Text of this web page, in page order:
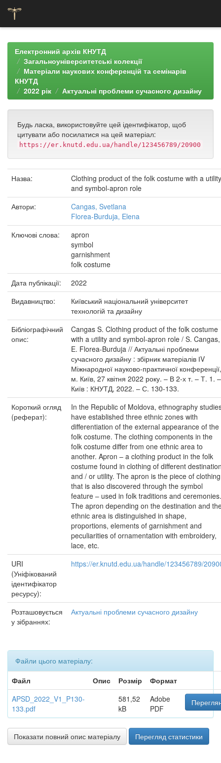
navigationЕлектронний архів КНУТД
Загальноуніверситетські колекції
Матеріали наукових конференцій та семінарів
КНУТД
2022 рік
Актуальні проблеми сучасного дизайну
Будь ласка, використовуйте цей ідентифікатор, щоб
цитувати або посилатися на цей матеріал:
https://er.knutd.edu.ua/handle/123456789/20900
Назва:
Clothing product of the folk costume with a utility
and symbol-apron role
Автори:
Cangas, Svetlana
Florea-Burduja, Elena
Ключові слова:
apron
symbol
garnishment
folk costume
Дата публікації:
2022
Видавництво:
Київський національний університет
технологій та дизайну
Бібліографічний
опис:
Cangas S. Clothing product of the folk costume
with a utility and symbol-apron role / S. Cangas,
E. Florea-Burduja // Актуальні проблеми
сучасного дизайну : збірник матеріалів ІV
Міжнародної науково-практичної конференції,
м. Київ, 27 квітня 2022 року. – В 2-х т. – Т. 1. –
Київ : КНУТД, 2022. – С. 130-133.
Короткий огляд
(реферат):
In the Republic of Moldova, ethnography
have established three ethnic zones with
differentiation of the external appearance of the
folk costume. The clothing components in the
folk costume differ from one ethnic area to
another. Apron – a clothing product in the folk
costume found in clothing of different
and / or utility. The apron is the piece of clothing
that is also discovered through the symbol
feature – used in folk traditions and ceremonies.
The apron depending on the destination and
ethnic area is distinguished in shape,
proportions, elements of garnishment and
peculiarities of ornamentation with embroidery,
lace, etc.
URI
(Уніфікований
ідентифікатор
ресурсу):
https://er.knutd.edu.ua/handle/123456789/
Розташовується
у зібраннях:
Актуальні проблеми сучасного дизайну
Файли цього матеріалу:
Файл
Опис Розмір
Формат
APSD_2022_V1_P130-
133.pdf
581,52
kB
Adobe
PDF
Показати повний опис матеріалу Перегляд статистики